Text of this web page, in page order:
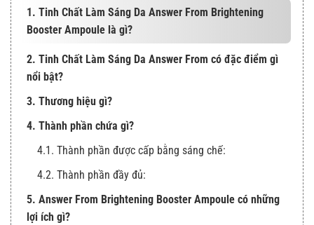
1. Tinh Chất Làm Sáng Da Answer From Brightening
Booster Ampoule là gì?
2. Tinh Chất Làm Sáng Da Answer From có đặc điểm gì
nổi bật?
3. Thương hiệu gì?
4. Thành phần chứa gì?
4.1. Thành phần được cấp bằng sáng chế:
4.2. Thành phần đầy đủ:
5. Answer From Brightening Booster Ampoule có những
lợi ích gì?